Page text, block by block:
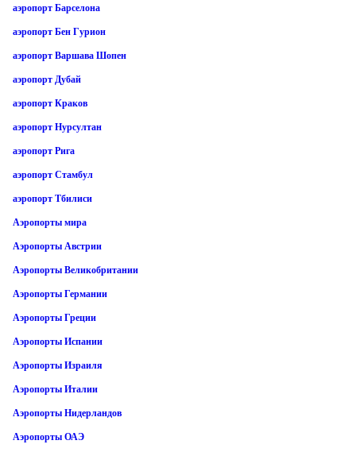
аэропорт Барселона
аэропорт Бен Гурион
аэропорт Варшава Шопен
аэропорт Дубай
аэропорт Краков
аэропорт Нурсултан
аэропорт Рига
аэропорт Стамбул
аэропорт Тбилиси
Аэропорты мира
Аэропорты Австрии
Аэропорты Великобритании
Аэропорты Германии
Аэропорты Греции
Аэропорты Испании
Аэропорты Израиля
Аэропорты Италии
Аэропорты Нидерландов
Аэропорты ОАЭ